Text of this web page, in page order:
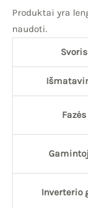
Produktai yra
naudoti.
Svoris
Fazės
Inverterio